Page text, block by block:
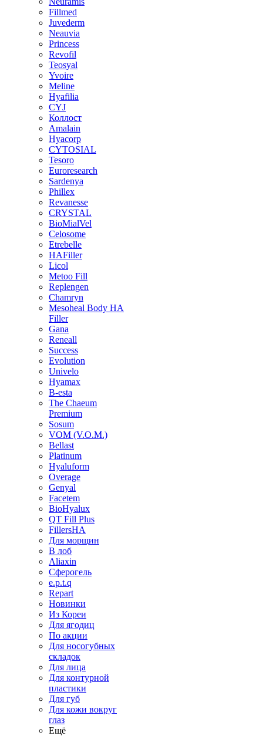
Fillmed
Juvederm
Neauvia
Princess
Revofil
Teosyal
Yvoire
Meline
Hyafilia
CYJ
Коллост
Amalain
Hyacorp
CYTOSIAL
Tesoro
Euroresearch
Sardenya
Phillex
Revanesse
CRYSTAL
BioMialVel
Celosome
Etrebelle
HAFiller
Licol
Metoo Fill
Replengen
Chamryn
Mesoheal Body HA
Filler
Gana
Reneall
Success
Evolution
Univelo
Hyamax
B-esta
The Chaeum
Premium
Sosum
VOM (V.O.M.)
Bellast
Platinum
Hyaluform
Overage
Genyal
Facetem
BioHyalux
QT Fill Plus
FillersHA
Для морщин
В лоб
Aliaxin
Сферогель
e.p.t.q
Repart
Новинки
Из Кореи
Для ягодиц
По акции
Для носогубных
складок
Для лица
Для контурной
пластики
Для губ
Для кожи вокруг
глаз
Ещё